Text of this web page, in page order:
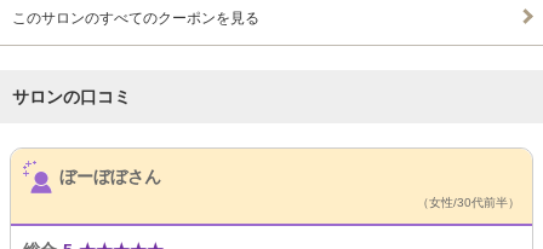
このサロンのすべてのクーポンを見る
サロンの口コミ
サロンPick Up
ぼーぼぼさん
（女性/30代前半）